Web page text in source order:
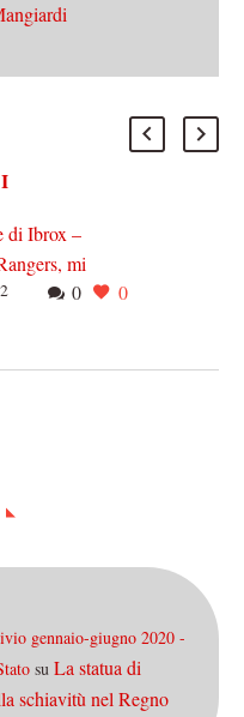
di Ibrox –
mi
0 0
gennaio-giugno 2020 -
su La statua di
schiavitù nel Regno